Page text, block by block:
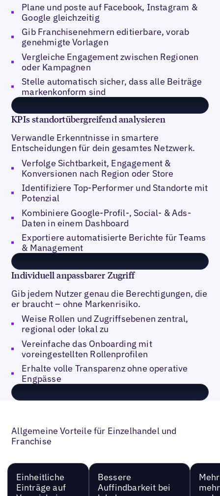
Plane und poste auf Facebook, Instagram &
Google gleichzeitig
Gib Franchisenehmern editierbare, vorab
genehmigte Vorlagen
Vergleiche Engagement zwischen Regionen
oder Kampagnen
Stelle automatisch sicher, dass alle Beiträge
markenkonform sind
KPIs standortübergreifend analysieren
Verwandle Erkenntnisse in smartere
Entscheidungen für dein gesamtes Netzwerk.
Verfolge Sichtbarkeit, Engagement &
Konversionen nach Region oder Store
Identifiziere Top-Performer und Standorte mit
Potenzial
Kombiniere Google-Profil-, Social- & Ads-
Daten in einem Dashboard
Exportiere automatisierte Berichte für Teams
& Management
Individuell anpassbarer Zugriff
Gib jedem Nutzer genau die Berechtigungen, die
er braucht – ohne Markenrisiko.
Weise Rollen und Zugriffsebenen zentral,
regional oder lokal zu
Vereinfache das Onboarding mit
voreingestellten Rollenprofilen
Erhalte volle Transparenz ohne operative
Engpässe
Allgemeine Vorteile für Einzelhandel und
Franchise
Einheitliche
Einträge auf
Bessere
Auffindbarkeit bei